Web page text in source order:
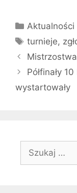
Kategorie
Aktualności
Tagi
turnieje,
Mistrzostwa
Półfinały
wystartowały
Szukaj: